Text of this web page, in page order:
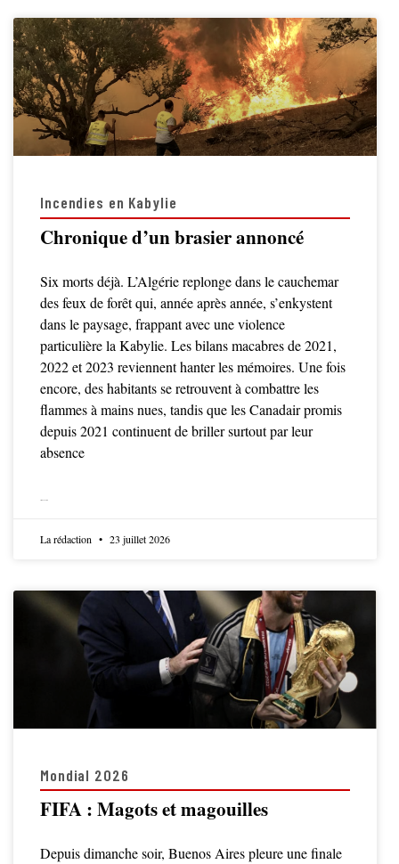
Incendies en Kabylie
Chronique d’un brasier annoncé
Six morts déjà. L’Algérie replonge dans le cauchemar
des feux de forêt qui, année après année, s’enkystent
dans le paysage, frappant avec une violence
particulière la Kabylie. Les bilans macabres de 2021,
2022 et 2023 reviennent hanter les mémoires. Une fois
encore, des habitants se retrouvent à combattre les
flammes à mains nues, tandis que les Canadair promis
depuis 2021 continuent de briller surtout par leur
absence
La rédaction 23 juillet 2026
Mondial 2026
FIFA : Magots et magouilles
Depuis dimanche soir, Buenos Aires pleure une finale